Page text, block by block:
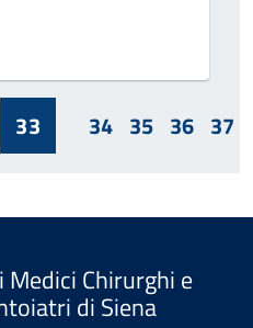
33 34 35 36 37
Medici Chirurghi e
di Siena